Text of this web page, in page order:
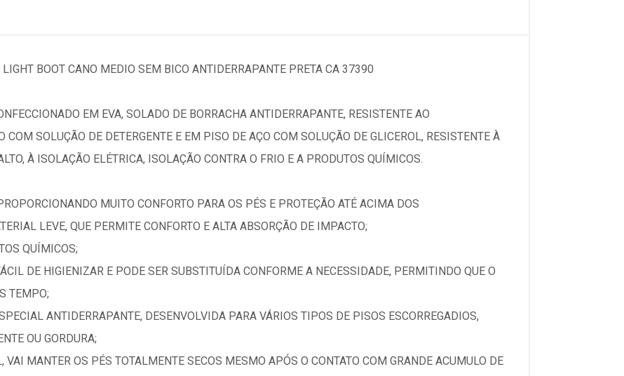
BOOT CANO MEDIO SEM BICO ANTIDERRAPANTE PRETA CA 37390
EM EVA, SOLADO DE BORRACHA ANTIDERRAPANTE, RESISTENTE AO
COM SOLUÇÃO DE DETERGENTE E EM PISO DE AÇO COM SOLUÇÃO DE GLICEROL, RESISTENTE À
À ISOLAÇÃO ELÉTRICA, ISOLAÇÃO CONTRA O FRIO E A PRODUTOS QUÍMICOS.
MUITO CONFORTO PARA OS PÉS E PROTEÇÃO ATÉ ACIMA DOS
LEVE, QUE PERMITE CONFORTO E ALTA ABSORÇÃO DE IMPACTO;
QUÍMICOS;
DE HIGIENIZAR E PODE SER SUBSTITUÍDA CONFORME A NECESSIDADE, PERMITINDO QUE O
TEMPO;
ANTIDERRAPANTE, DESENVOLVIDA PARA VÁRIOS TIPOS DE PISOS ESCORREGADIOS,
OU GORDURA;
MANTER OS PÉS TOTALMENTE SECOS MESMO APÓS O CONTATO COM GRANDE ACUMULO DE